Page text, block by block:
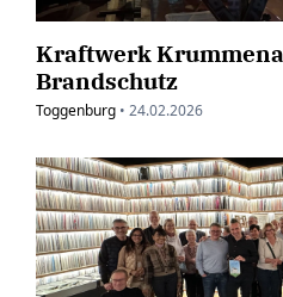
Kraftwerk
Brandschutz
Toggenburg • 24.02.2026